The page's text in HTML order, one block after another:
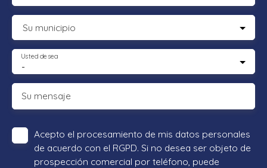
Su municipio
-
Usted desea
Su mensaje
Acepto el procesamiento de mis datos personales
de acuerdo con el RGPD. Si no desea ser objeto de
prospección comercial por teléfono, puede